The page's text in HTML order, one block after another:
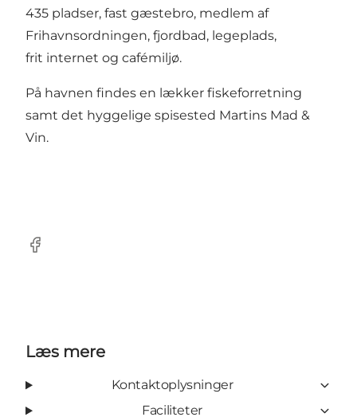
435 pladser, fast gæstebro, medlem af
Frihavnsordningen, fjordbad, legeplads,
frit internet og cafémiljø.
På havnen findes en lækker fiskeforretning
samt det hyggelige spisested Martins Mad &
Vin.
Facebook
Læs mere
Kontaktoplysninger
Faciliteter